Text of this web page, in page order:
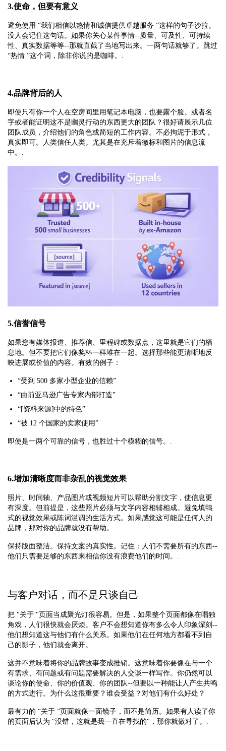
3.使命，但要有意义
避免使用 “我们相信以热情和诚信提供卓越服务 ”这样的句子沙拉。
没人会记住这句话。如果你关心某件事情--质量、可及性、可持续
性、真实数据等等--那就直截了当地写出来。一两句话就够了。跳过
“热情 ”这个词，除非你说的是咖啡。.
4.品牌背后的人
即使只有你一个人在空房间里用笔记本电脑，也要露个脸。或者名
字或者能证明这不是幽灵行动的东西更大的团队？很好请展示几位
团队成员，介绍他们的角色或简短的工作内容。不必拘泥于形式，
真实即可。人类信任人类。尤其是在充斥着徽标和图片的信息流
中。.
5.信誉信号
如果您有媒体报道、推荐信、里程碑或数据点，这里就是它们的栖
息地。但不要把它们像奖杯一样堆在一起。选择那些能更清晰地反
映进展或价值的内容。有效的例子：
“受到 500 多家小型企业的信赖”
“由前亚马逊广告专家内部打造”
“[资料来源]中的特色”
“被 12 个国家的卖家使用”
即使是一两个可靠的信号，也胜过十个模糊的信号。.
6.增加清晰度而非杂乱的视觉效果
照片、时间轴、产品图片或视频短片可以帮助分割文字，使信息更
有深度。但前提是，这些照片必须与文字内容相辅相成。避免填鸭
式的视觉效果或陈词滥调的生活方式。如果感觉这可能是任何人的
品牌，那对你的品牌就没有帮助。.
保持版面整洁。保持文案的真实性。记住：人们不需要所有的东西--
他们只需要足够的东西来相信你没有浪费他们的时间。.
与客户对话，而不是只谈自己
把 "关于 "页面当成聚光灯很容易。但是，如果整个页面都像在唱独
角戏，人们很快就会厌烦。客户不会想知道你有多么令人印象深刻--
他们想知道这与他们有什么关系。如果他们在任何地方都看不到自
己的影子，他们就会离开。.
这并不意味着将你的品牌故事变成推销。这意味着你要像在与一个
有需求、有问题或有问题需要解决的人交谈一样写作。你仍然可以
谈论你的使命、你的价值观、你的团队--但要以一种能让人产生共鸣
的方式进行。为什么这很重要？谁会受益？对他们有什么好处？
最有力的 “关于 ”页面就像一面镜子，而不是简历。如果有人读了你
的页面后认为 "没错，这就是我一直在寻找的"，那你就做对了。.